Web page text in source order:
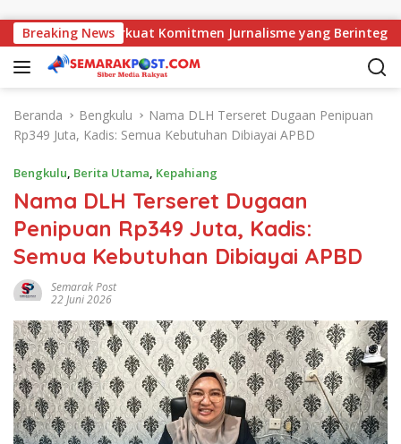
Breaking News
AMJ Perkuat Komitmen Jurnalisme yang Berintegritas
Beranda Bengkulu
Nama DLH Terseret Dugaan Penipuan
Rp349 Juta, Kadis: Semua Kebutuhan Dibiayai APBD
Bengkulu, Berita Utama, Kepahiang
Nama DLH Terseret Dugaan
Penipuan Rp349 Juta, Kadis:
Semua Kebutuhan Dibiayai APBD
Semarak Post
22 Juni 2026